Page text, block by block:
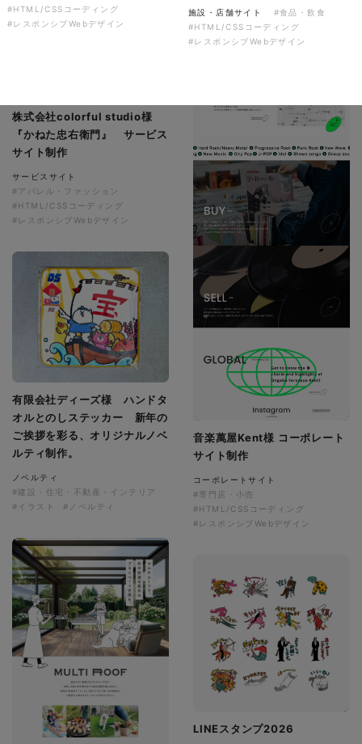
株式会社colorful studio様
『かねた忠右衛門』 サービス
サイト制作
サービスサイト
#アパレル・ファッション
#HTML/CSSコーディング
#レスポンシブWebデザイン
音楽萬屋Kent様 コーポレート
サイト制作
コーポレートサイト
#専門店・小売
#HTML/CSSコーディング
#レスポンシブWebデザイン
有限会社ディーズ様 ハンドタ
オルとのしステッカー 新年の
ご挨拶を彩る、オリジナルノベ
ルティ制作。
ノベルティ
#建設・住宅・不動産・インテリア
#イラスト
#ノベルティ
LINEスタンプ2026
#HTML/CSSコーディング
#レスポンシブWebデザイン
施設・店舗サイト
#食品・飲食
#HTML/CSSコーディング
#レスポンシブWebデザイン